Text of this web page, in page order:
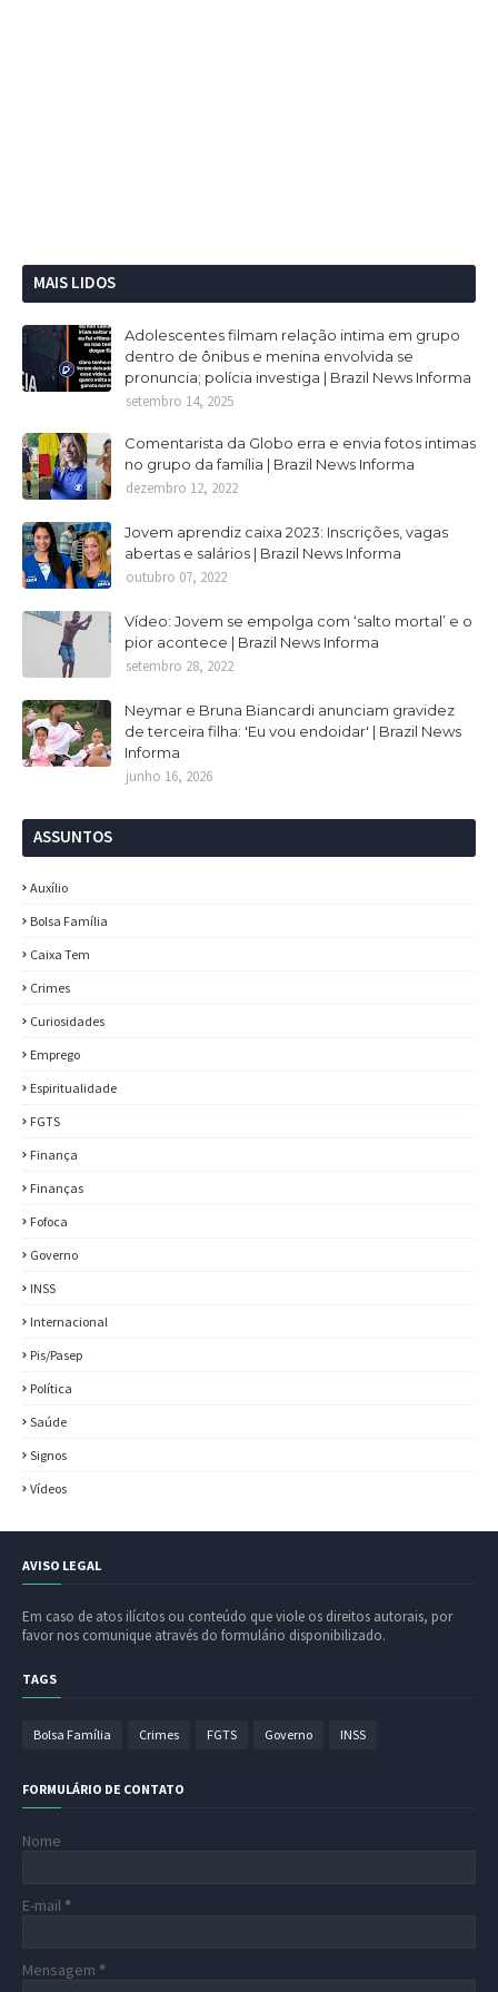
MAIS LIDOS
Adolescentes filmam relação intima em grupo
dentro de ônibus e menina envolvida se
pronuncia; polícia investiga | Brazil News Informa
setembro 14, 2025
Comentarista da Globo erra e envia fotos intimas
no grupo da família | Brazil News Informa
dezembro 12, 2022
Jovem aprendiz caixa 2023: Inscrições, vagas
abertas e salários | Brazil News Informa
outubro 07, 2022
Vídeo: Jovem se empolga com ‘salto mortal’ e o
pior acontece | Brazil News Informa
setembro 28, 2022
Neymar e Bruna Biancardi anunciam gravidez
de terceira filha: 'Eu vou endoidar' | Brazil News
Informa
junho 16, 2026
ASSUNTOS
Auxílio
Bolsa Família
Caixa Tem
Crimes
Curiosidades
Emprego
Espiritualidade
FGTS
Finança
Finanças
Fofoca
Governo
INSS
Internacional
Pis/Pasep
Política
Saúde
Signos
Vídeos
AVISO LEGAL
Em caso de atos ilícitos ou conteúdo que viole os direitos autorais, por
favor nos comunique através do formulário disponibilizado.
TAGS
Bolsa Família Crimes FGTS Governo INSS
FORMULÁRIO DE CONTATO
Nome
E-mail *
Mensagem *